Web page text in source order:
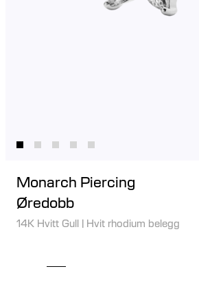
Monarch Piercing
Øredobb
14K Hvitt Gull | Hvit rhodium belegg